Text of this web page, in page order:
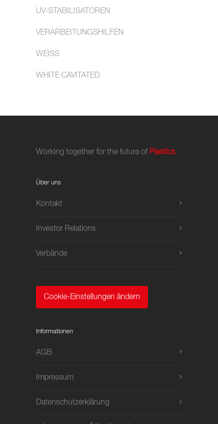
UV-STABILISATOREN
VERARBEITUNGSHILFEN
WEISS
WHITE CAVITATED
Working together for the future of Plastics
Über uns
Kontakt
Investor Relations
Verbände
Cookie-Einstellungen ändern
Informationen
AGB
Impressum
Datenschutzerklärung